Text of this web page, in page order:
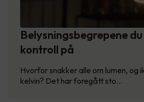
Belysningsbegrepene
kontroll på
Hvorfor snakker alle om lumen, og
kelvin? Det har foregått sto…